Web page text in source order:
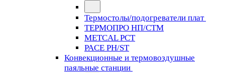
Термостолы/подогреватели плат
ТЕРМОПРО НП/СТМ
METCAL PCT
PACE PH/ST
Конвекционные и термовоздушные
паяльные станции